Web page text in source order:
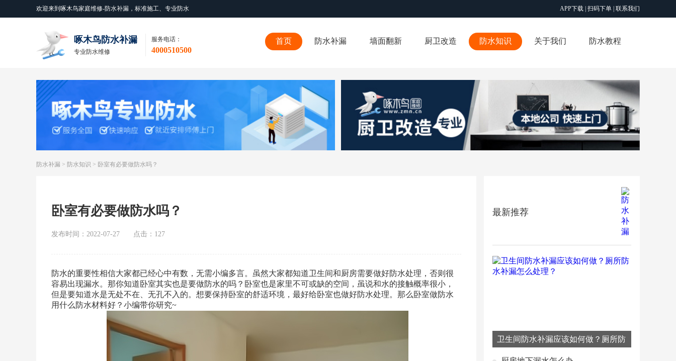
欢迎来到啄木鸟家庭维修-防水补漏，标准施工、专业防水 APP下载 | 扫码下单 | 联系我们
啄木鸟防水补漏
专业防水维修
服务电话：
4000510500
首页 防水补漏 墙面翻新 厨卫改造 防水知识 关于我们 防水教程
防水补漏 > 防水知识 > 卧室有必要做防水吗？
卧室有必要做防水吗？
发布时间：2022-07-27 点击：127
防水的重要性相信大家都已经心中有数，无需小编多言。虽然大家都知道卫生间和厨房需要做好防水处理，否则很
容易出现漏水。那你知道卧室其实也是要做防水的吗？卧室也是家里不可或缺的空间，虽说和水的接触概率很小，
但是要知道水是无处不在、无孔不入的。想要保持卧室的舒适环境，最好给卧室也做好防水处理。那么卧室做防水
用什么防水材料好？小编带你研究~
最新推荐
卫生间防水补漏应该如何做？厕所防
水补漏怎么处理？